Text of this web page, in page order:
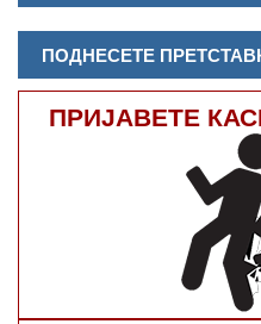
ПОДНЕСЕТЕ
ПРИЈАВЕТЕ